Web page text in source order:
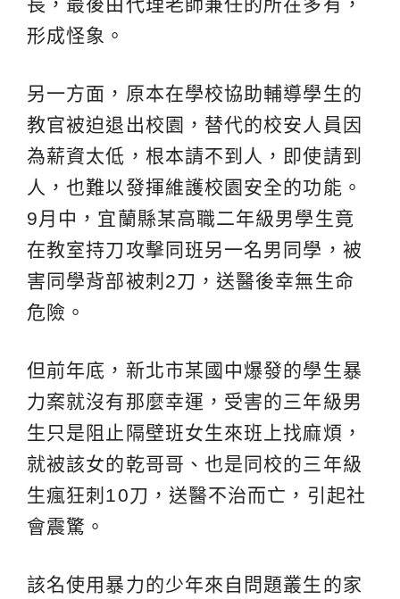
形成怪象。
另一方面，原本在學校協助輔導學生的
教官被迫退出校園，替代的校安人員因
為薪資太低，根本請不到人，即使請到
人，也難以發揮維護校園安全的功能。
9月中，宜蘭縣某高職二年級男學生竟
在教室持刀攻擊同班另一名男同學，被
害同學背部被刺2刀，送醫後幸無生命
危險。
但前年底，新北市某國中爆發的學生暴
力案就沒有那麼幸運，受害的三年級男
生只是阻止隔壁班女生來班上找麻煩，
就被該女的乾哥哥、也是同校的三年級
生瘋狂刺10刀，送醫不治而亡，引起社
會震驚。
該名使用暴力的少年來自問題叢生的家